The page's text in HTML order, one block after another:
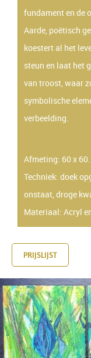
fundament en de
Aarde, poëtisch
koestert al het
steun en laat het
van troost, waar
symbolische
verbeelding.
Afmeting: 60 x
Techniek: doek
onstaat, droge
Materiaal: Acryl
PRIJSLIJST